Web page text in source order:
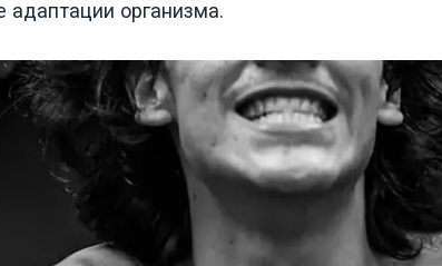
адаптации организма.